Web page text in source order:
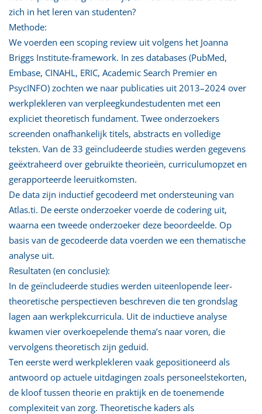
zich in het leren van studenten?
Methode:
We voerden een scoping review uit volgens het Joanna
Briggs Institute-framework. In zes databases (PubMed,
Embase, CINAHL, ERIC, Academic Search Premier en
PsycINFO) zochten we naar publicaties uit 2013–2024 over
werkplekleren van verpleegkundestudenten met een
expliciet theoretisch fundament. Twee onderzoekers
screenden onafhankelijk titels, abstracts en volledige
teksten. Van de 33 geïncludeerde studies werden gegevens
geëxtraheerd over gebruikte theorieën, curriculumopzet en
gerapporteerde leeruitkomsten.
De data zijn inductief gecodeerd met ondersteuning van
Atlas.ti. De eerste onderzoeker voerde de codering uit,
waarna een tweede onderzoeker deze beoordeelde. Op
basis van de gecodeerde data voerden we een thematische
analyse uit.
Resultaten (en conclusie):
In de geïncludeerde studies werden uiteenlopende leer-
theoretische perspectieven beschreven die ten grondslag
lagen aan werkplekcurricula. Uit de inductieve analyse
kwamen vier overkoepelende thema’s naar voren, die
vervolgens theoretisch zijn geduid.
Ten eerste werd werkplekleren vaak gepositioneerd als
antwoord op actuele uitdagingen zoals personeelstekorten,
de kloof tussen theorie en praktijk en de toenemende
complexiteit van zorg. Theoretische kaders als